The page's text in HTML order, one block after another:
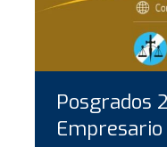
Posgrados
Empresario